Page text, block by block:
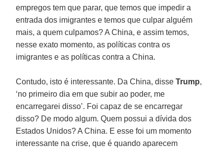
empregos tem que parar, que temos que impedir a
entrada dos imigrantes e temos que culpar alguém
mais, a quem culpamos? A China, e assim temos,
nesse exato momento, as políticas contra os
imigrantes e as políticas contra a China.
Contudo, isto é interessante. Da China, disseTrump,
‘no primeiro dia em que subir ao poder, me
encarregarei disso’. Foi capaz de se encarregar
disso? De modo algum. Quem possui a dívida dos
Estados Unidos? A China. E esse foi um momento
interessante na crise, que é quando aparecem